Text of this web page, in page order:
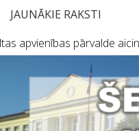
JAUNĀKIE RAKSTI
apvienības pārvalde